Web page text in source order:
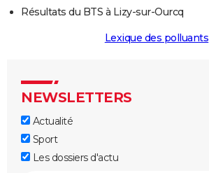
Résultats du BTS à Lizy-sur-Ourcq
Lexique des polluants
NEWSLETTERS
Actualité
Sport
Les dossiers d'actu